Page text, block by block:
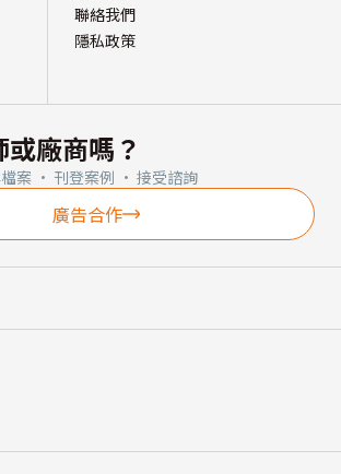
聯絡我們
隱私政策
廠商嗎？
案 · 刊登案例 · 接受諮詢
廣告合作